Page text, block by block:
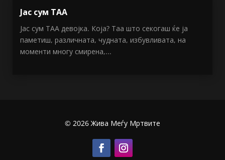
Јас сум ТАА
Јас сум ТАА девојка. Која? Таа што секогаш ќе ја
паметиш, различната, чудната, избувливата, на
моменти многу смирена,...
© 2026 Жива Меѓу Мртвите